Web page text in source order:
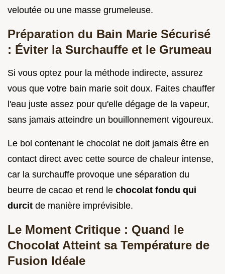
veloutée ou une masse grumeleuse.
Préparation du Bain Marie Sécurisé
: Éviter la Surchauffe et le Grumeau
Si vous optez pour la méthode indirecte, assurez
vous que votre bain marie soit doux. Faites chauffer
l'eau juste assez pour qu'elle dégage de la vapeur,
sans jamais atteindre un bouillonnement vigoureux.
Le bol contenant le chocolat ne doit jamais être en
contact direct avec cette source de chaleur intense,
car la surchauffe provoque une séparation du
beurre de cacao et rend le chocolat fondu qui
durcit de manière imprévisible.
Le Moment Critique : Quand le
Chocolat Atteint sa Température de
Fusion Idéale